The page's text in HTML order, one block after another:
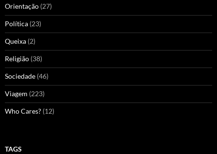
Orientação (27)
Política (23)
Queixa (2)
Religião (38)
Sociedade (46)
Viagem (223)
Who Cares? (12)
TAGS